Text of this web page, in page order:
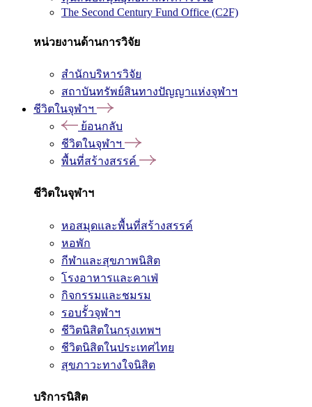
The Second Century Fund Office (C2F)
หน่วยงานด้านการวิจัย
สำนักบริหารวิจัย
สถาบันทรัพย์สินทางปัญญาแห่งจุฬาฯ
ชีวิตในจุฬาฯ
ย้อนกลับ
ชีวิตในจุฬาฯ
พื้นที่สร้างสรรค์
ชีวิตในจุฬาฯ
หอสมุดและพื้นที่สร้างสรรค์
หอพัก
กีฬาและสุขภาพนิสิต
โรงอาหารและคาเฟ่
กิจกรรมและชมรม
รอบรั้วจุฬาฯ
ชีวิตนิสิตในกรุงเทพฯ
ชีวิตนิสิตในประเทศไทย
สุขภาวะทางใจนิสิต
บริการนิสิต